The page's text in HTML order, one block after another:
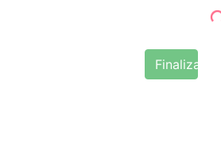
Finalizar